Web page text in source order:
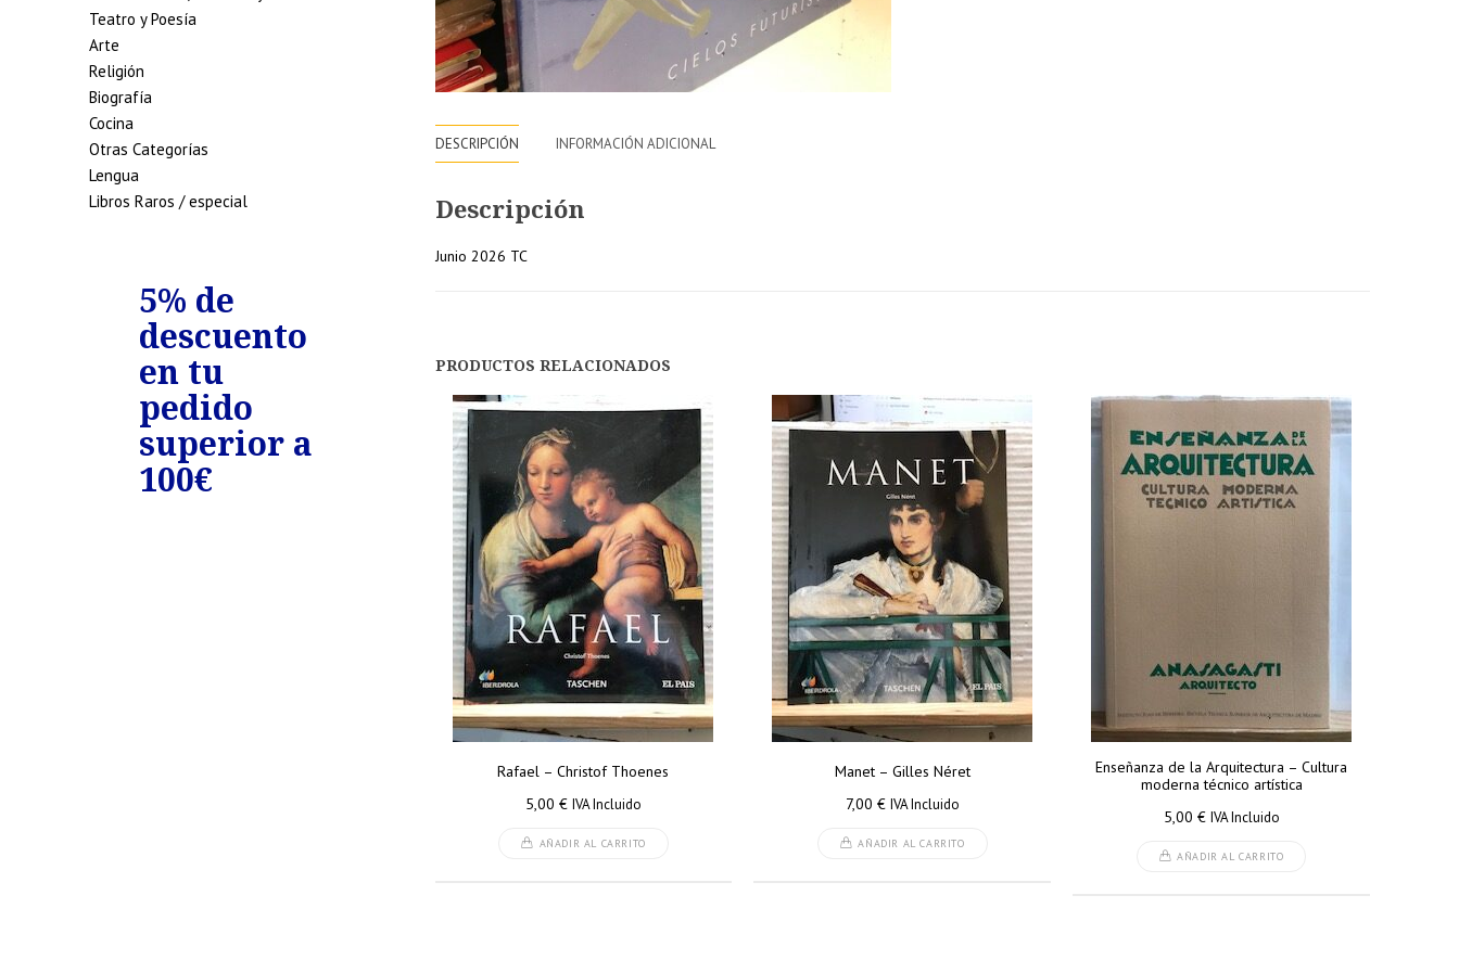
DESCRIPCIÓN INFORMACIÓN ADICIONAL
Descripción
Junio 2026 TC
PRODUCTOS RELACIONADOS
Rafael – Christof Thoenes
5,00 € IVA Incluido
AÑADIR AL CARRITO
Manet – Gilles Néret
7,00 € IVA Incluido
AÑADIR AL CARRITO
Enseñanza de la Arquitectura – Cultura
moderna técnico artística
5,00 € IVA Incluido
AÑADIR AL CARRITO
Teatro y Poesía
Arte
Religión
Biografía
Cocina
Otras Categorías
Lengua
Libros Raros / especial
5% de
descuento
en tu
pedido
superior a
100€
en tu
pedido
superior a
en tu
pedido
superior a
200€
superiores
a 250€
pedido
superior a
100€
pedido
superior a
150€